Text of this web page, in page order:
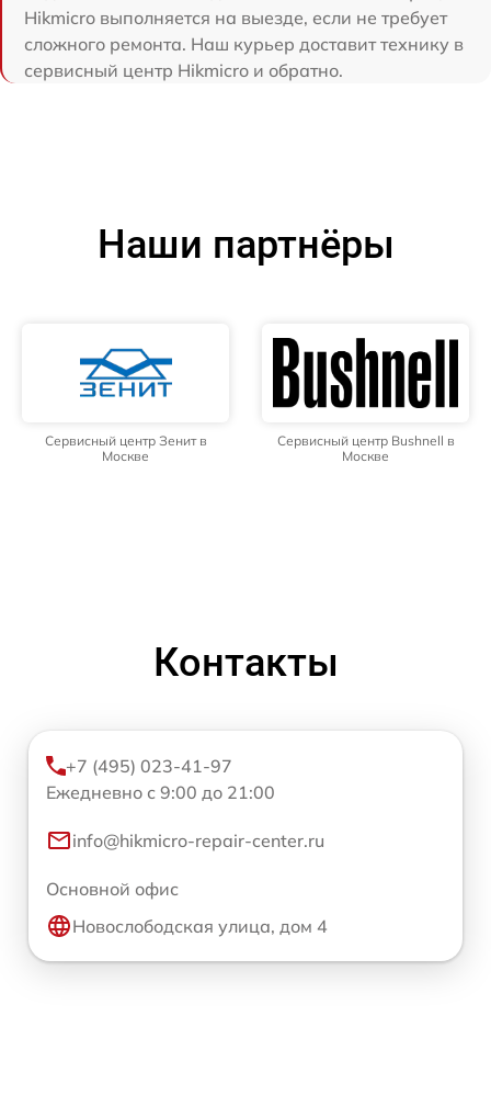
Hikmicro выполняется на выезде, если не требует
сложного ремонта. Наш курьер доставит технику в
сервисный центр Hikmicro и обратно.
Наши партнёры
Сервисный центр Зенит в
Москве
Сервисный центр Bushnell в
Москве
Контакты
+7 (495) 023-41-97
Ежедневно с 9:00 до 21:00
info@hikmicro-repair-center.ru
Основной офис
Новослободская улица, дом 4